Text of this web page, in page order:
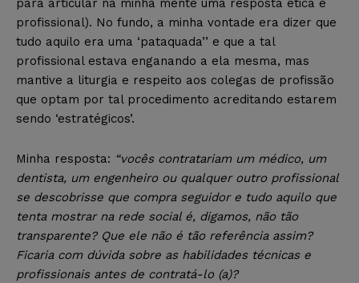
para articular na minha mente uma resposta ética e
profissional). No fundo, a minha vontade era dizer que
tudo aquilo era uma ‘pataquada’’ e que a tal
profissional estava enganando a ela mesma, mas
mantive a liturgia e respeito aos colegas de profissão
que optam por tal procedimento acreditando estarem
sendo ‘estratégicos’.
Minha resposta: “vocês contratariam um médico, um
dentista, um engenheiro ou qualquer outro profissional
se descobrisse que compra seguidor e tudo aquilo que
tenta mostrar na rede social é, digamos, não tão
transparente? Que ele não é tão referência assim?
Ficaria com dúvida sobre as habilidades técnicas e
profissionais antes de contratá-lo (a)?